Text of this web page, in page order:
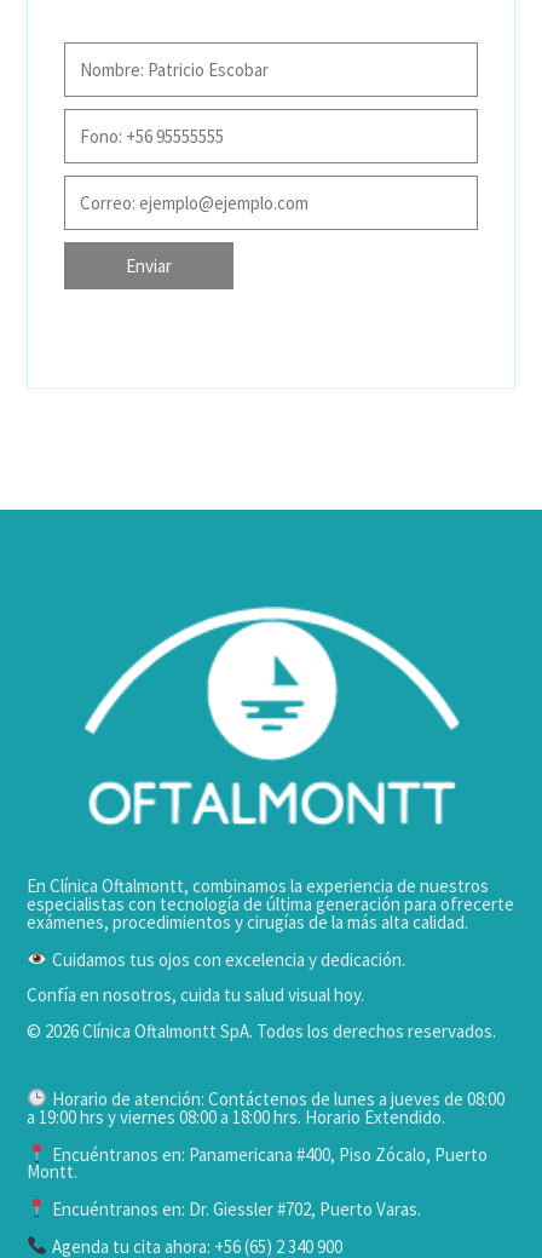
En Clínica Oftalmontt, combinamos la experiencia de nuestros
especialistas con tecnología de última generación para ofrecerte
exámenes, procedimientos y cirugías de la más alta calidad.
Cuidamos tus ojos con excelencia y dedicación.
Confía en nosotros, cuida tu salud visual hoy.
© 2026 Clínica Oftalmontt SpA. Todos los derechos reservados.
Horario de atención: Contáctenos de lunes a jueves de 08:00
a 19:00 hrs y viernes 08:00 a 18:00 hrs. Horario Extendido.
Encuéntranos en: Panamericana #400, Piso Zócalo, Puerto
Montt.
Encuéntranos en: Dr. Giessler #702, Puerto Varas.
Agenda tu cita ahora: +56 (65) 2 340 900